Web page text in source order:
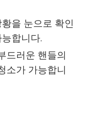
을 눈으로 확인
합니다.
드러운 핸들의
소가 가능합니